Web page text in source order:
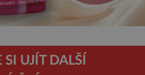
UJÍT DALŠÍ